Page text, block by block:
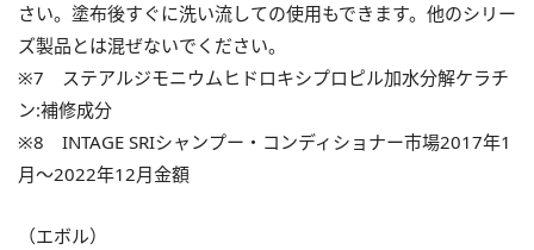
さい。塗布後すぐに洗い流しての使用もできます。他のシリー
ズ製品とは混ぜないでください。
※7 ステアルジモニウムヒドロキシプロピル加水分解ケラチ
ン:補修成分
※8 INTAGE SRIシャンプー・コンディショナー市場2017年1
月〜2022年12月金額
（エボル）